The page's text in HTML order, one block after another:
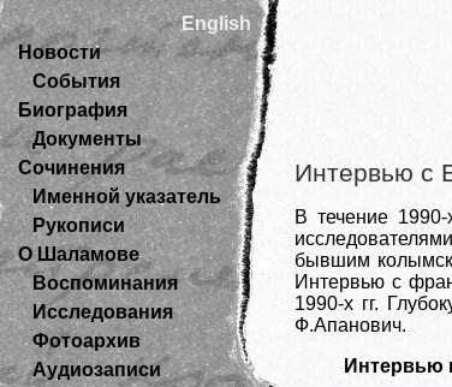
English
Новости
События
Биография
Документы
Сочинения
Именной указатель
Рукописи
О Шаламове
Воспоминания
Исследования
Фотоархив
Аудиозаписи
Интервью с
В течение
бывшим
Интервью с
1990-х гг.
Ф.Апанович.
Интервью